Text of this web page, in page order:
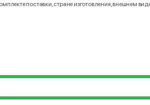
поставки, стране изготовления, внешнем